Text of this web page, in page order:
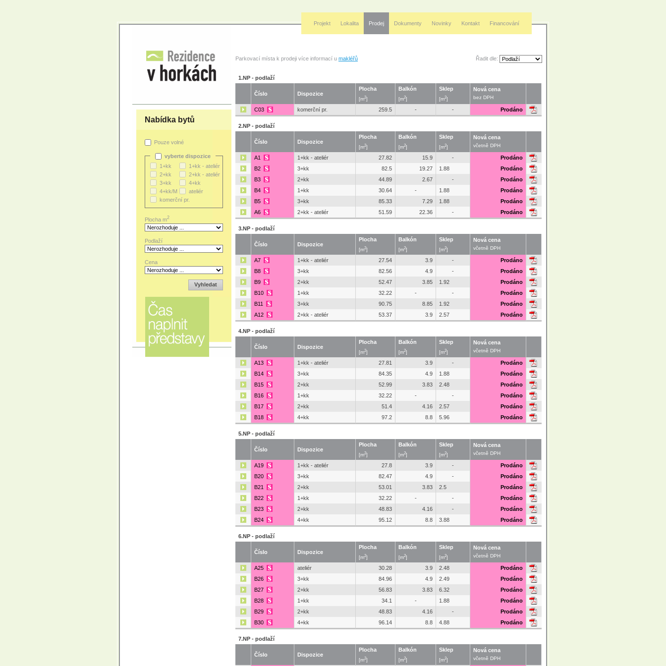
Projekt Lokalita Prodej Dokumenty Novinky Kontakt Financování
Parkovací místa k prodeji více informací u makléřů Řadit dle:
1.NP - podlaží
Číslo Dispozice
Plocha
[m2]
Balkón
[m2]
Sklep
[m2]
Nová cena
bez DPH
C03 komerční pr. 259.5 - - Prodáno
2.NP - podlaží
Číslo Dispozice
Plocha
[m2]
Balkón
[m2]
Sklep
[m2]
Nová cena
včetně DPH
A1 1+kk - ateliér 27.82 15.9 -
Prodáno
B2
3+kk 82.5 19.27 1.88
Prodáno
B3
2+kk 44.89 2.67 -
Prodáno
B4
1+kk 30.64 - 1.88
Prodáno
B5
3+kk 85.33 7.29 1.88
Prodáno
A6
2+kk - ateliér 51.59 22.36 - Prodáno
3.NP - podlaží
Číslo Dispozice
Plocha
[m2]
Balkón
[m2]
Sklep
[m2]
Nová cena
včetně DPH
A7 1+kk - ateliér 27.54 3.9 -
Prodáno
B8
3+kk 82.56 4.9 -
Prodáno
B9
2+kk 52.47 3.85 1.92
Prodáno
B10
1+kk 32.22 - -
Prodáno
B11
3+kk 90.75 8.85 1.92
Prodáno
A12
2+kk - ateliér 53.37 3.9 2.57 Prodáno
4.NP - podlaží
Číslo Dispozice
Plocha
[m2]
Balkón
[m2]
Sklep
[m2]
Nová cena
včetně DPH
A13 1+kk - ateliér 27.81 3.9 -
Prodáno
B14
3+kk 84.35 4.9 1.88
Prodáno
B15
2+kk 52.99 3.83 2.48
Prodáno
B16
1+kk 32.22 - -
Prodáno
B17
2+kk 51.4 4.16 2.57
Prodáno
B18
4+kk 97.2 8.8 5.96 Prodáno
5.NP - podlaží
Číslo Dispozice
Plocha
[m2]
Balkón
[m2]
Sklep
[m2]
Nová cena
včetně DPH
A19 1+kk - ateliér 27.8 3.9 -
Prodáno
B20
3+kk 82.47 4.9 -
Prodáno
B21
2+kk 53.01 3.83 2.5
Prodáno
B22
1+kk 32.22 - -
Prodáno
B23
2+kk 48.83 4.16 -
Prodáno
B24
4+kk 95.12 8.8 3.88 Prodáno
6.NP - podlaží
Číslo Dispozice
Plocha
[m2]
Balkón
[m2]
Sklep
[m2]
Nová cena
včetně DPH
A25 ateliér 30.28 3.9 2.48
Prodáno
B26
3+kk 84.96 4.9 2.49
Prodáno
B27
2+kk 56.83 3.83 6.32
Prodáno
B28
1+kk 34.1 - 1.88
Prodáno
B29
2+kk 48.83 4.16 -
Prodáno
B30
4+kk 96.14 8.8 4.88 Prodáno
7.NP - podlaží
Číslo Dispozice
Plocha
[m2]
Balkón
[m2]
Sklep
[m2]
Nová cena
včetně DPH
Nabídka bytů
Pouze volné
vyberte dispozice
1+kk
1+kk - ateliér
2+kk
2+kk - ateliér
3+kk
4+kk
4+kk/M
ateliér
komerční pr.
Plocha m2
Podlaží
Cena
Vyhledat